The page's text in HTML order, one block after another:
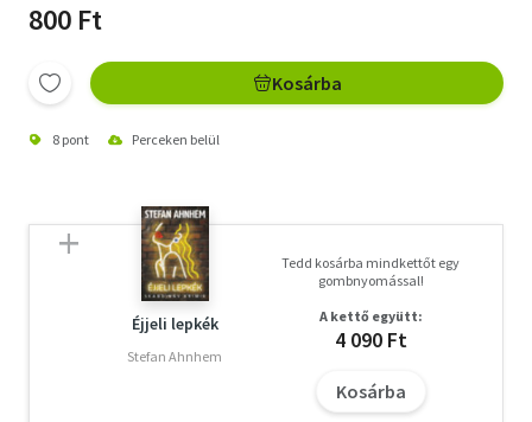
800 Ft
Kosárba
8 pont Perceken belül
Éjjeli lepkék
Stefan Ahnhem
Tedd kosárba mindkettőt egy
gombnyomással!
A kettő együtt:
4 090 Ft
Kosárba